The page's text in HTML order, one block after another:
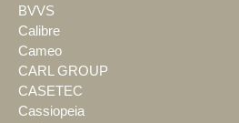
BVVS
Calibre
Cameo
CARL GROUP
CASETEC
Cassiopeia